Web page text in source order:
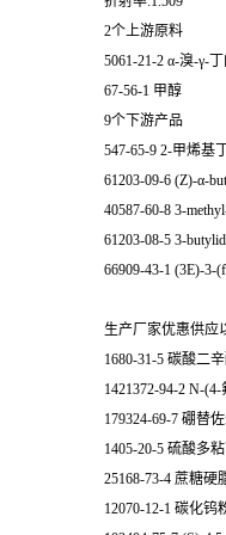
2个上游原料
5061-21-2 α-溴-γ-
67-56-1 甲醇
9个下游产品
547-65-9 2-甲烯基
61203-09-6 (Z)-α-
40587-60-8 3-
61203-08-5 3-
66909-43-1 (3E)-3-
生产厂家优惠供应
1680-31-5 碳酸二
1421372-94-2 N-
179324-69-7 硼替
1405-20-5 硫酸多
25168-73-4 蔗糖硬
12070-12-1 碳化钨